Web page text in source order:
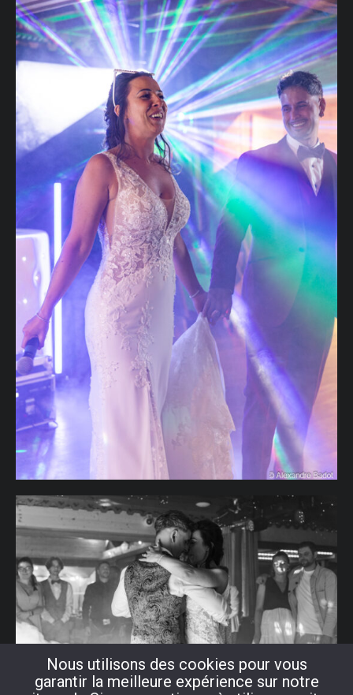
Nous utilisons des cookies pour vous
garantir la meilleure expérience sur notre